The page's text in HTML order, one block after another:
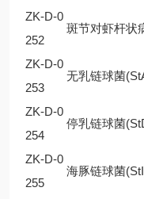
ZK-D-0
252
斑节对虾杆状
ZK-D-0
253
无乳链球菌
ZK-D-0
254
停乳链球菌
ZK-D-0
255
海豚链球菌